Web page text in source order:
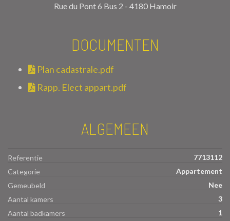
Rue du Pont 6 Bus 2 - 4180 Hamoir
DOCUMENTEN
Plan cadastrale.pdf
Rapp. Elect appart.pdf
ALGEMEEN
Referentie
7713112
Categorie
Appartement
Gemeubeld
Nee
Aantal kamers
3
Aantal badkamers
1